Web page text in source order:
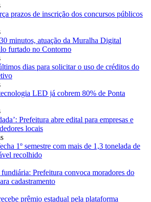
prazos de inscrição dos concursos públicos
minutos, atuação da Muralha Digital
furtado no Contorno
dias para solicitar o uso de créditos do
LED já cobrem 80% de Ponta
Prefeitura abre edital para empresas e
locais
1º semestre com mais de 1,3 tonelada de
recolhido
Prefeitura convoca moradores do
cadastramento
prêmio estadual pela plataforma